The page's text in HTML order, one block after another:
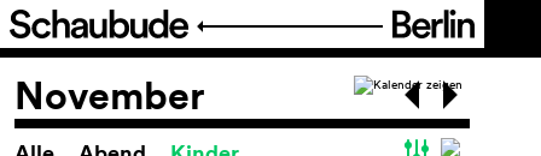
Programm
November